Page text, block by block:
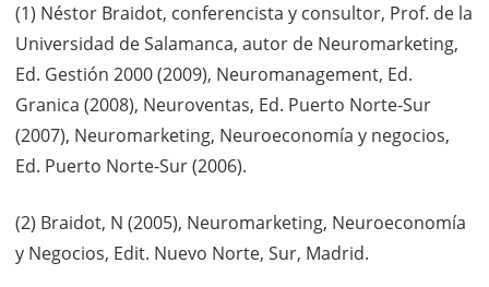
(1) Néstor Braidot, conferencista y consultor, Prof. de la
Universidad de Salamanca, autor de Neuromarketing,
Ed. Gestión 2000 (2009), Neuromanagement, Ed.
Granica (2008), Neuroventas, Ed. Puerto Norte-Sur
(2007), Neuromarketing, Neuroeconomía y negocios,
Ed. Puerto Norte-Sur (2006).
(2) Braidot, N (2005), Neuromarketing, Neuroeconomía
y Negocios, Edit. Nuevo Norte, Sur, Madrid.